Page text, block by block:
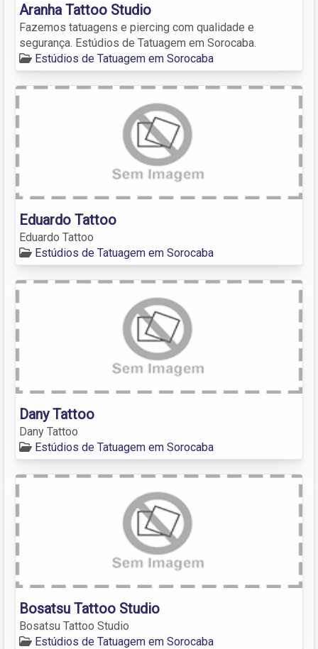
Aranha Tattoo Studio
Fazemos tatuagens e piercing com qualidade e
segurança. Estúdios de Tatuagem em Sorocaba.
Estúdios de Tatuagem em Sorocaba
Eduardo Tattoo
Eduardo Tattoo
Estúdios de Tatuagem em Sorocaba
Dany Tattoo
Dany Tattoo
Estúdios de Tatuagem em Sorocaba
Bosatsu Tattoo Studio
Bosatsu Tattoo Studio
Estúdios de Tatuagem em Sorocaba